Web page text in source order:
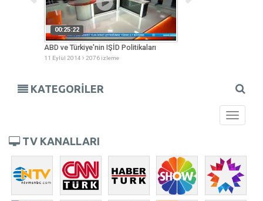
00:25:22
ABD ve Türkiye'nin IŞİD Politikaları
11 Eylül 2014 2076 izleme
KATEGORİLER
Toggle
TV KANALLARI